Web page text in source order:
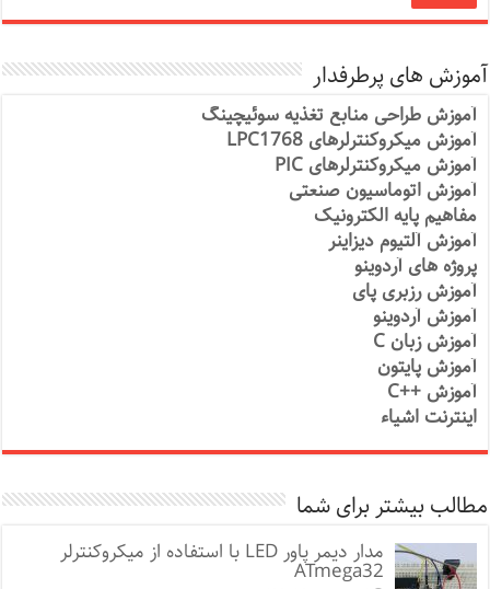
آموزش های پرطرفدار
آموزش طراحی منابع تغذیه سوئیچینگ
آموزش میکروکنترلرهای LPC1768
آموزش میکروکنترلرهای PIC
آموزش اتوماسیون صنعتی
مفاهیم پایه الکترونیک
آموزش آلتیوم دیزاینر
پروژه های آردوینو
آموزش رزبری پای
آموزش آردوینو
آموزش زبان C
آموزش پایتون
آموزش ++C
اینترنت اشیاء
مطالب بیشتر برای شما
مدار دیمر پاور LED با استفاده از میکروکنترلر
ATmega32